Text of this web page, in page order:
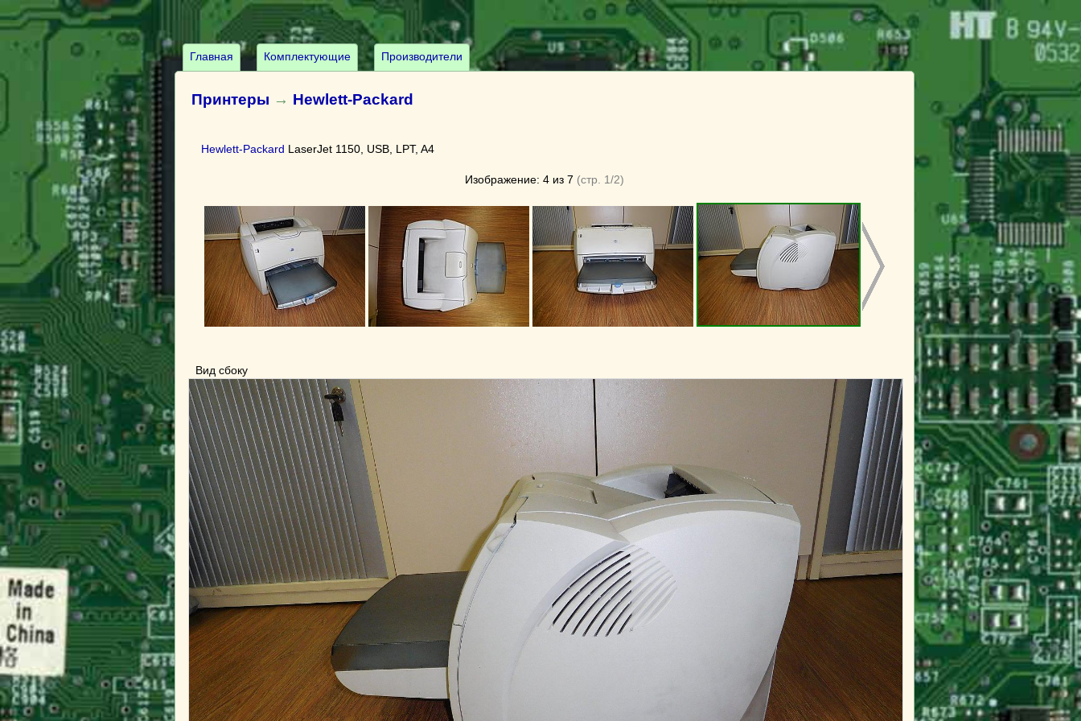
Главная Комплектующие Производители
Принтеры → Hewlett-Packard
Hewlett-Packard LaserJet 1150, USB, LPT, A4
Изображение: 4 из 7 (стр. 1/2)
Вид сбоку